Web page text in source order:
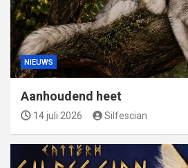
NIEUWS
Aanhoudend heet
14 juli 2026 Silfescian